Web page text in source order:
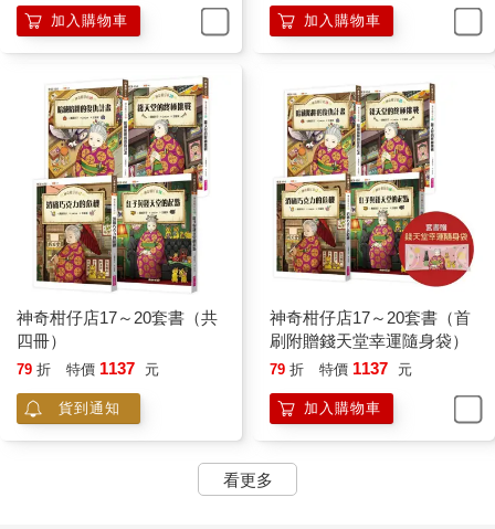
加入購物車 加入購物車
神奇柑仔店17～20套書（共
四冊）
79 折 特價 1137 元
貨到通知
神奇柑仔店17～20套書（首
刷附贈錢天堂幸運隨身袋）
79 折 特價 1137 元
加入購物車
看更多